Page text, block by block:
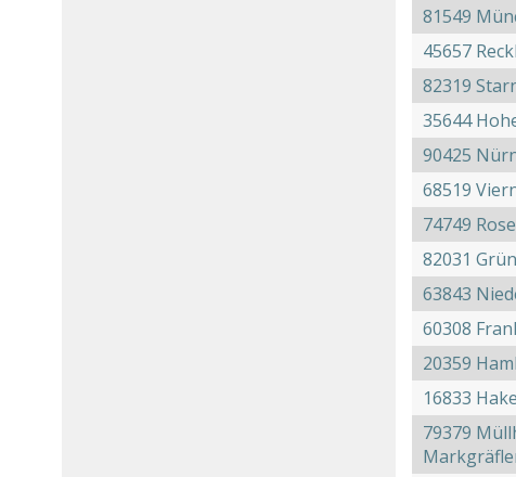
81549
45657
82319
35644
90425
68519
74749
82031
63843
60308
20359
16833
79379